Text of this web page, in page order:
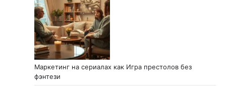
Маркетинг на сериалах как Игра престолов без
фэнтези